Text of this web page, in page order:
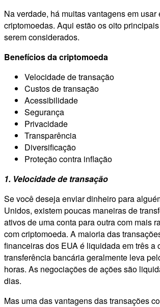
Na verdade, há muitas vantagens em usar
criptomoedas. Aqui estão os oito
serem considerados.
Benefícios da criptomoeda
Velocidade de transação
Custos de transação
Acessibilidade
Segurança
Privacidade
Transparência
Diversificação
Proteção contra inflação
1. Velocidade de transação
Se você deseja enviar dinheiro para
Unidos, existem poucas maneiras de
ativos de uma conta para outra com mais
com criptomoeda. A maioria das
financeiras dos EUA é liquidada em três a
transferência bancária geralmente leva
horas. As negociações de ações são
dias.
Mas uma das vantagens das transações